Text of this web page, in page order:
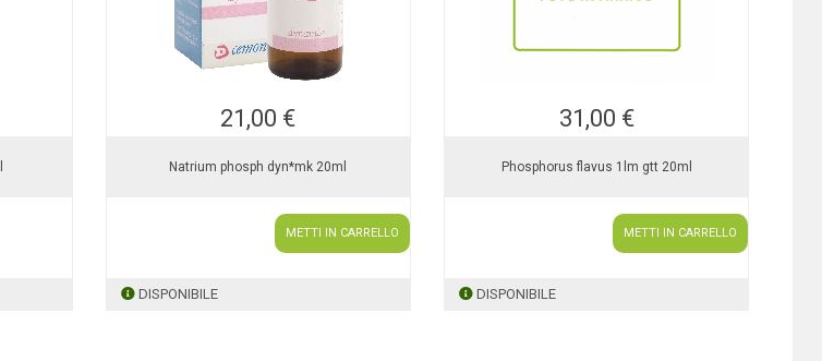
21,00 €
Natrium phosph dyn*mk 20ml
METTI IN CARRELLO
DISPONIBILE
31,00 €
Phosphorus flavus 1lm gtt 20ml
METTI IN CARRELLO
DISPONIBILE